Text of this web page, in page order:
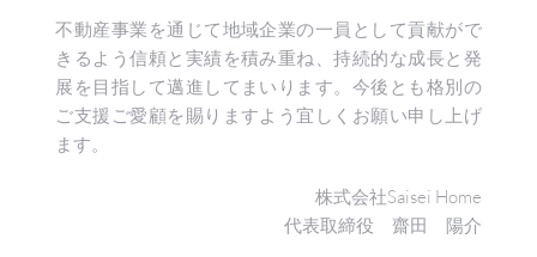
不動産事業を通じて地域企業の一員として貢献がで
きるよう信頼と実績を積み重ね、持続的な成長と発
展を目指して邁進してまいります。今後とも格別の
ご支援ご愛顧を賜りますよう宜しくお願い申し上げ
ます。
株式会社Saisei Home
代表取締役　齋田　陽介